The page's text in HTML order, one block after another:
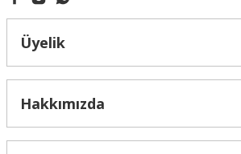
Üyelik
Hakkımızda